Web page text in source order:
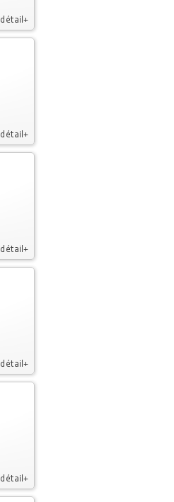
détail+
détail+
détail+
détail+
détail+